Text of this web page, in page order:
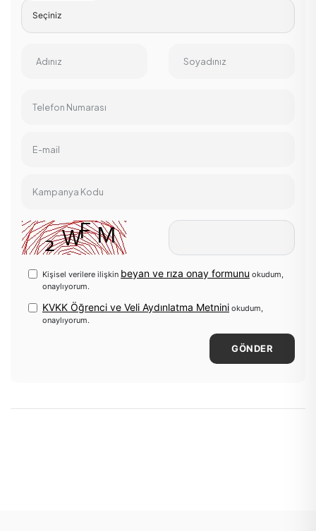
Adınız Soyadınız
Telefon Numarası
E-mail
Kampanya Kodu
Kişisel verilere ilişkin beyan ve rıza onay formunu okudum,
onaylıyorum.
KVKK Öğrenci ve Veli Aydınlatma Metnini okudum,
onaylıyorum.
GÖNDER